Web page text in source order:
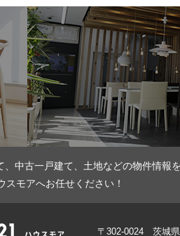
、中古一戸建て、土地などの物件情報
モアへお任せください！
〒302-0024 茨城